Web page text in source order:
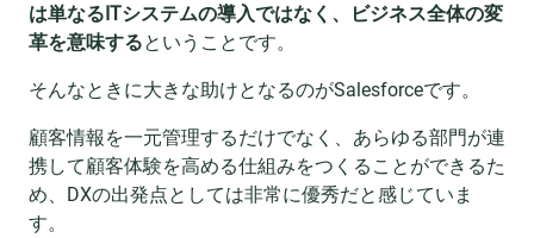
は単なるITシステムの導入ではなく、ビジネス全体の変
革を意味するということです。
そんなときに大きな助けとなるのがSalesforceです。
顧客情報を一元管理するだけでなく、あらゆる部門が連
携して顧客体験を高める仕組みをつくることができるた
め、DXの出発点としては非常に優秀だと感じていま
す。